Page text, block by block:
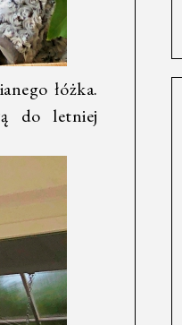
łóżka.
do letniej